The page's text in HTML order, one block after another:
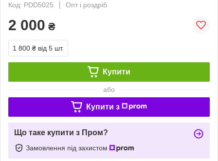
Код: PDD5025
Опт і роздріб
2 000 ₴
1 800 ₴ від 5 шт.
Купити
або
Купити з
Що таке купити з Пром?
Замовлення під захистом